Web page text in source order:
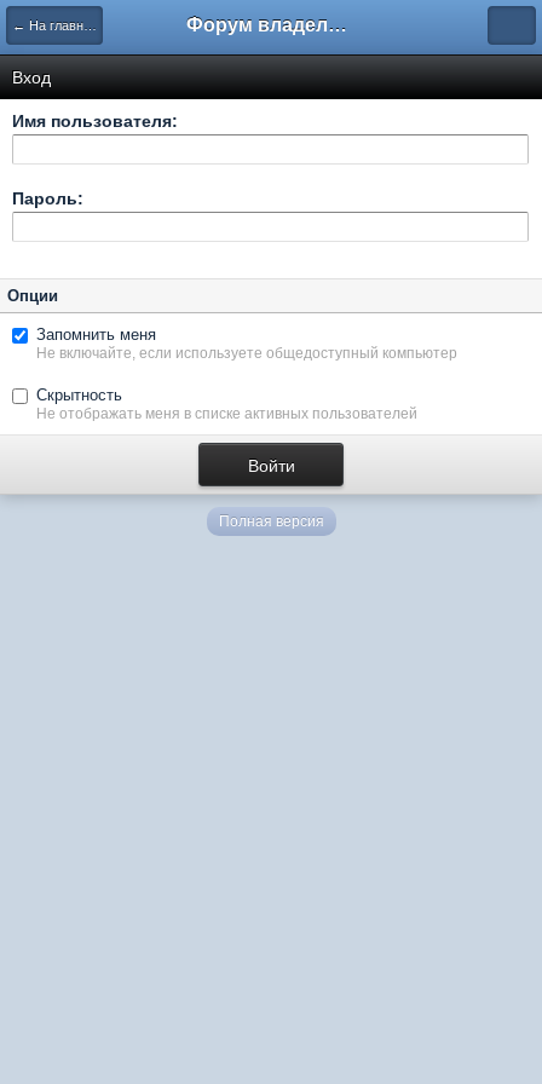
← На главную Форум владельцев интернет-магазинов
Вход
Имя пользователя:
Пароль:
Опции
Запомнить меня
Не включайте, если используете общедоступный компьютер
Скрытность
Не отображать меня в списке активных пользователей
Полная версия